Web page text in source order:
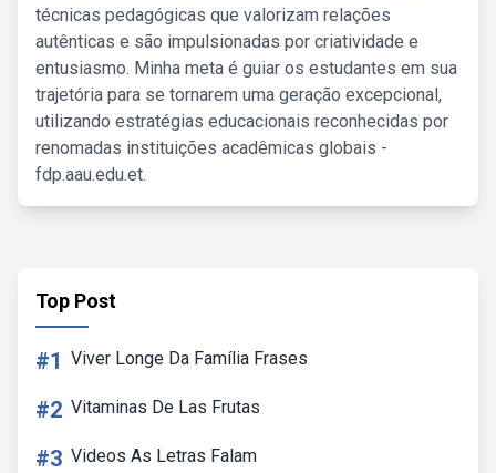
técnicas pedagógicas que valorizam relações
autênticas e são impulsionadas por criatividade e
entusiasmo. Minha meta é guiar os estudantes em sua
trajetória para se tornarem uma geração excepcional,
utilizando estratégias educacionais reconhecidas por
renomadas instituições acadêmicas globais -
fdp.aau.edu.et.
Top Post
#1 Viver Longe Da Família Frases
#2 Vitaminas De Las Frutas
#3 Videos As Letras Falam